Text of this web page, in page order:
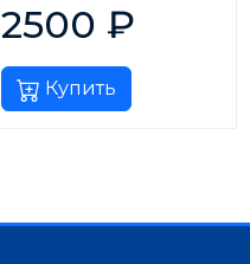
2500 ₽
Купить